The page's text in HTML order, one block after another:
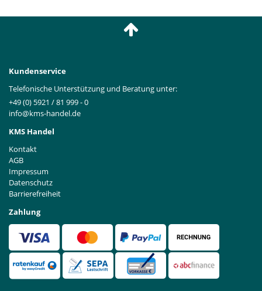
Kundenservice
Telefonische Unterstützung und Beratung unter:
+49 (0) 5921 / 81 999 - 0
info@kms-handel.de
KMS Handel
Kontakt
AGB
Impressum
Datenschutz
Barrierefreiheit
Zahlung